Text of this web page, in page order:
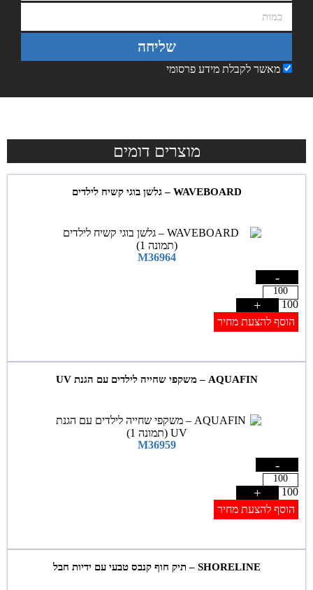
מאשר לקבלת מידע פרסומי
שליחה
מוצרים דומים
WAVEBOARD – גלשן בוגי קשיח לילדים
M36964
-
100
+
הוסף להצעת מחיר
AQUAFIN – משקפי שחייה לילדים עם הגנת UV
M36959
-
100
+
הוסף להצעת מחיר
SHORELINE – תיק חוף קנבס טבעי עם ידיות חבל